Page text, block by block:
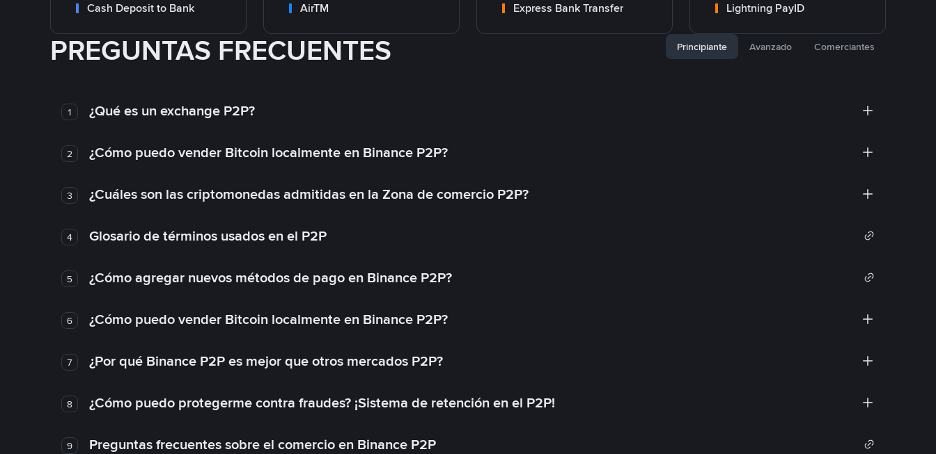
Cash Deposit to Bank AirTM Express Bank Transfer Lightning PayID
PREGUNTAS FRECUENTES Principiante Avanzado Comerciantes
1 ¿Qué es un exchange P2P?
2 ¿Cómo puedo vender Bitcoin localmente en Binance P2P?
3 ¿Cuáles son las criptomonedas admitidas en la Zona de comercio P2P?
4 Glosario de términos usados en el P2P
5 ¿Cómo agregar nuevos métodos de pago en Binance P2P?
6 ¿Cómo puedo vender Bitcoin localmente en Binance P2P?
7 ¿Por qué Binance P2P es mejor que otros mercados P2P?
8 ¿Cómo puedo protegerme contra fraudes? ¡Sistema de retención en el P2P!
9 Preguntas frecuentes sobre el comercio en Binance P2P